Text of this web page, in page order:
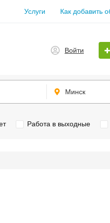
Услуги Как добавить
Войти
Минск
Работа в выходные